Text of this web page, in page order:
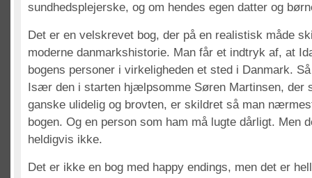
sundhedsplejerske, og om hendes egen datter og
Det er en velskrevet bog, der på en realistisk måde
moderne danmarkshistorie. Man får et indtryk af, at
bogens personer i virkeligheden et sted i Danmark.
Især den i starten hjælpsomme Søren Martinsen, der
ganske ulidelig og brovten, er skildret så man
bogen. Og en person som ham må lugte dårligt. Men
heldigvis ikke.
Det er ikke en bog med happy endings, men det er